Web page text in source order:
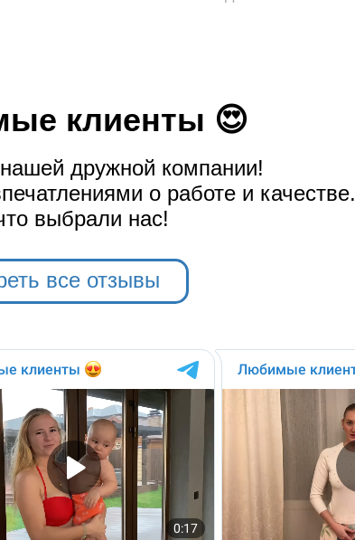
клиенты 😍
дружной компании!
о работе и качестве.
выбрали нас!
все отзывы